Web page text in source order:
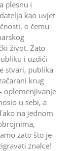
plesnu i
kao uvjet
o čemu
život. Zato
i uzdići
stvari, publika
krug
oplemenjivanje
u sebi, a
na jednom
zato što je
znalce!